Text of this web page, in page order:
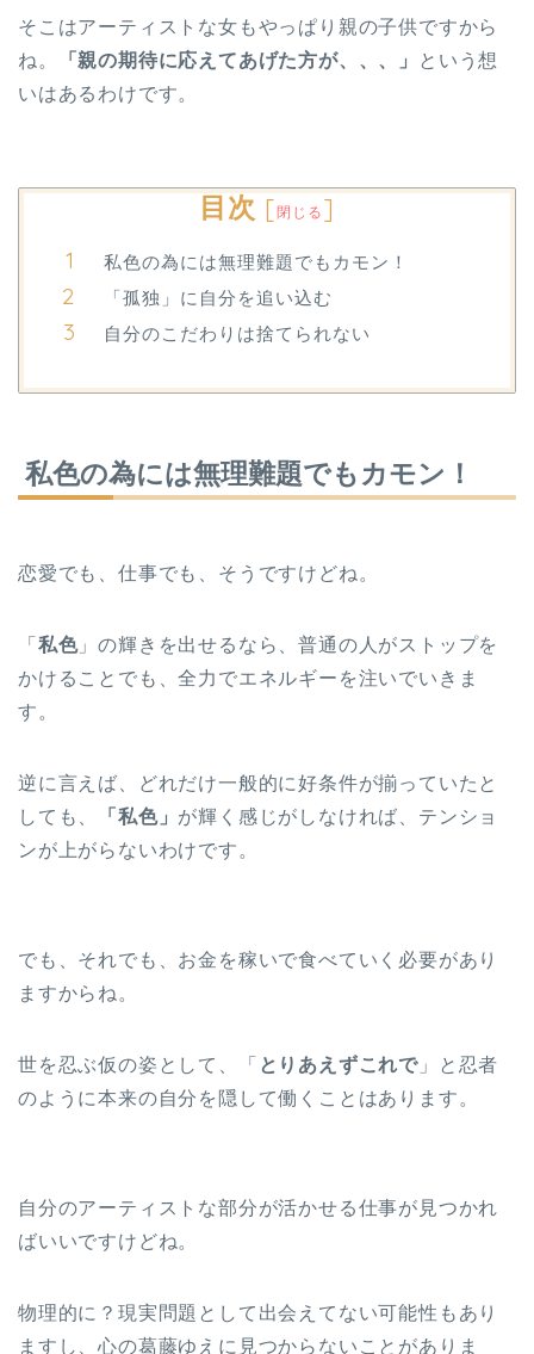
そこはアーティストな女もやっぱり親の子供ですから
ね。
「親の期待に応えてあげた方が、、、」
という想
いはあるわけです。
目次 [閉じる ]
私色の為には無理難題でもカモン！
「孤独」に自分を追い込む
自分のこだわりは捨てられない
私色の為には無理難題でもカモン！
恋愛でも、仕事でも、そうですけどね。
「 私色」の輝きを出せるなら、普通の人がストップを
かけることでも、全力でエネルギーを注いでいきま
す。
逆に言えば、どれだけ一般的に好条件が揃っていたと
しても、
「私色」 が輝く感じがしなければ、テンショ
ンが上がらないわけです。
でも、それでも、お金を稼いで食べていく必要があり
ますからね。
世を忍ぶ仮の姿として、「 とりあえずこれで 」と忍者
のように本来の自分を隠して働くことはあります。
自分のアーティストな部分が活かせる仕事が見つかれ
ばいいですけどね。
物理的に？現実問題として出会えてない可能性もあり
ますし、心の葛藤ゆえに見つからないことがありま